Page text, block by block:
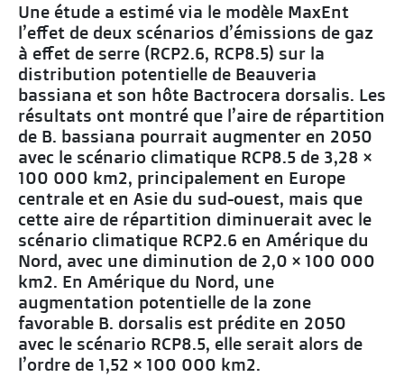
Une étude a estimé via le modèle MaxEnt
l’effet de deux scénarios d’émissions de gaz
à effet de serre (RCP2.6, RCP8.5) sur la
distribution potentielle de Beauveria
bassiana et son hôte Bactrocera dorsalis. Les
résultats ont montré que l’aire de répartition
de B. bassiana pourrait augmenter en 2050
avec le scénario climatique RCP8.5 de 3,28 ×
100 000 km2, principalement en Europe
centrale et en Asie du sud-ouest, mais que
cette aire de répartition diminuerait avec le
scénario climatique RCP2.6 en Amérique du
Nord, avec une diminution de 2,0 × 100 000
km2. En Amérique du Nord, une
augmentation potentielle de la zone
favorable B. dorsalis est prédite en 2050
avec le scénario RCP8.5, elle serait alors de
l’ordre de 1,52 × 100 000 km2.